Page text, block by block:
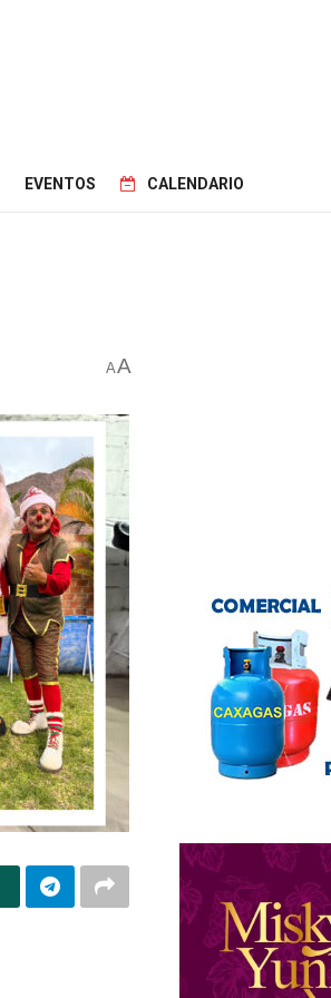
EVENTOS CALENDARIO
AA